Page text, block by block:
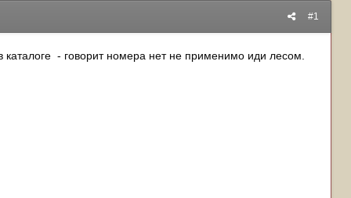
#1
каталоге - говорит номера нет не применимо иди лесом.